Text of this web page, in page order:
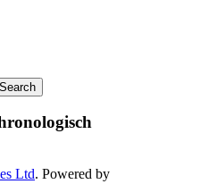
Ltd. Powered by